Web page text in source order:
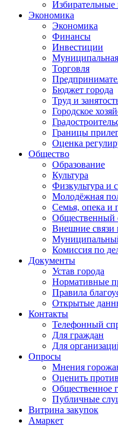
Избирательные
Экономика
Экономика
Финансы
Инвестиции
Муниципальная
Торговля
Бюджет города
Труд и
Городское
Границы
Оценка
Общество
Образование
Культура
Физкультура и
Молодёжная
Семья, опека и
Общественный
Внешние связи
Комиссия по
Документы
Устав города
Нормативные
Правила
Открытые
Контакты
Телефонный
Для граждан
Для
Опросы
Мнения
Оценить
Общественное
Публичные
Витрина закупок
Амаркет